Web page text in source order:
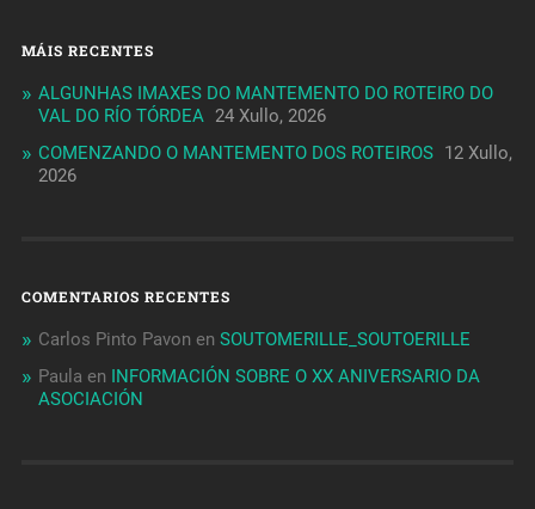
MÁIS RECENTES
ALGUNHAS IMAXES DO MANTEMENTO DO ROTEIRO DO
VAL DO RÍO TÓRDEA 24 Xullo, 2026
COMENZANDO O MANTEMENTO DOS ROTEIROS 12 Xullo,
2026
COMENTARIOS RECENTES
Carlos Pinto Pavon en SOUTOMERILLE_SOUTOERILLE
Paula en
INFORMACIÓN SOBRE O XX ANIVERSARIO DA
ASOCIACIÓN